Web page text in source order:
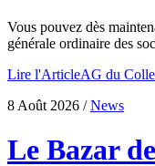
Vous pouvez dès
générale ordinaire des
Lire l'ArticleAG du
8 Août 2026 /News
Le Bazar